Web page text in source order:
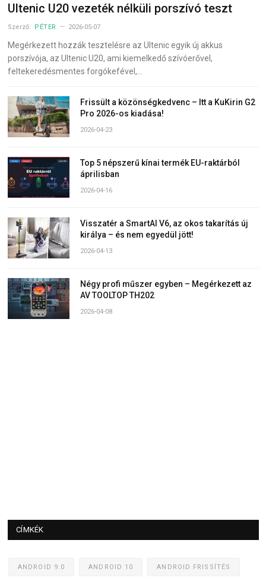
Ultenic U20 vezeték nélküli porszívó teszt
Szerző: PÉTER 2026-05-07
Megérkezett hozzák tesztelésre az Ultenic egyik új akkus
porszívója, az Ultenic U20, ami kiemelkedő szívóerővel,
feltekeredésmentes forgókefével,…
Frissült a közönségkedvenc – Itt a KuKirin G2
Pro 2026-os kiadása!
2026-04-23
Top 5 népszerű kínai termék EU-raktárból
áprilisban
2026-04-16
Visszatér a SmartAI V6, az okos takarítás új
királya – és nem egyedül jött!
2026-04-13
Négy profi műszer egyben – Megérkezett az
AV TOOLTOP TH202
2026-04-08
CÍMKÉK
ANDROID 9.0 ANDROID 10 ANDROID FRISSÍTÉS